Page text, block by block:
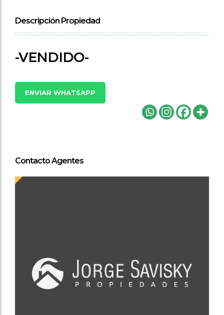
Descripción Propiedad
-VENDIDO-
ENVIAR WHATSAPP
Contacto Agentes